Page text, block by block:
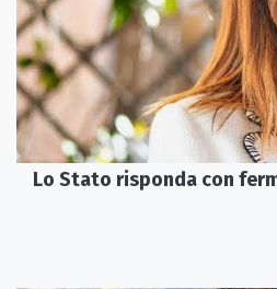
Lo Stato risponda con